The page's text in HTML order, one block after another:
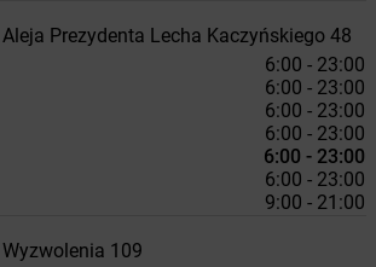
Aleja Prezydenta Lecha Kaczyńskiego 48
6:00 - 23:00
6:00 - 23:00
6:00 - 23:00
6:00 - 23:00
6:00 - 23:00
6:00 - 23:00
9:00 - 21:00
Wyzwolenia 109